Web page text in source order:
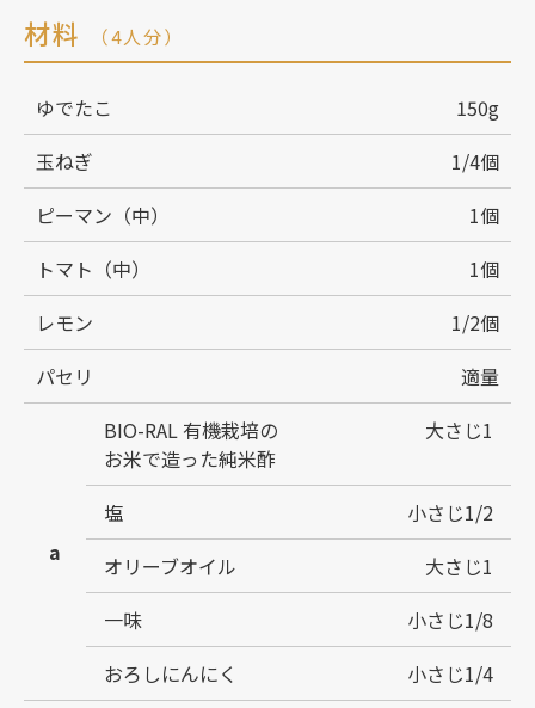
材料 （4人分）
ゆでたこ
150g
玉ねぎ
1/4個
ピーマン（中）
1個
トマト（中）
1個
レモン
1/2個
パセリ
適量
a
BIO-RAL 有機栽培の
お米で造った純米酢
大さじ1
塩
小さじ1/2
オリーブオイル
大さじ1
一味
小さじ1/8
おろしにんにく
小さじ1/4